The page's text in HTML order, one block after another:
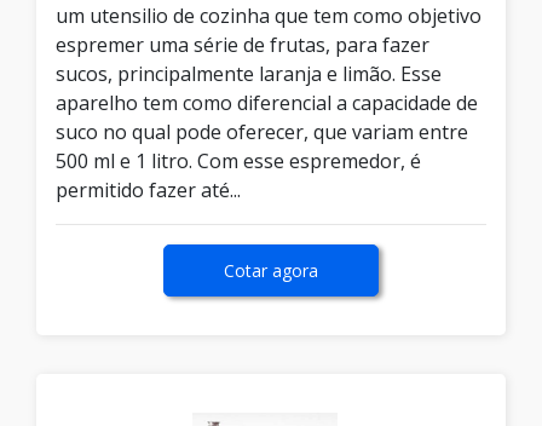
um utensilio de cozinha que tem como objetivo
espremer uma série de frutas, para fazer
sucos, principalmente laranja e limão. Esse
aparelho tem como diferencial a capacidade de
suco no qual pode oferecer, que variam entre
500 ml e 1 litro. Com esse espremedor, é
permitido fazer até...
Cotar agora